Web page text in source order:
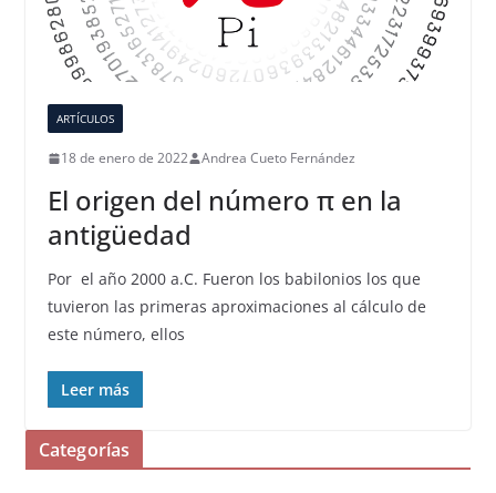
ARTÍCULOS
18 de enero de 2022 Andrea Cueto Fernández
El origen del número π en la
antigüedad
Por el año 2000 a.C. Fueron los babilonios los que
tuvieron las primeras aproximaciones al cálculo de
este número, ellos
Leer más
Categorías